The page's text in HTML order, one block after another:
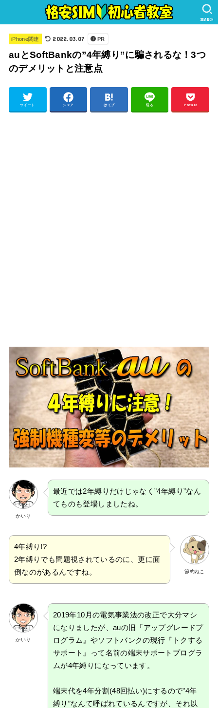
SEARCH
iPhone関連 2022.03.07 PR
auとSoftBankの”4年縛り”に騙されるな！3つ
のデメリットと注意点
ツイート シェア はてブ 送る Pocket
かいり
最近では2年縛りだけじゃなく”4年縛り”なん
てものも登場しましたね。
節約ねこ
4年縛り!?
2年縛りでも問題視されているのに、更に面
倒なのがあるんですね。
かいり
2019年10月の電気事業法の改正で大分マシ
になりましたが、auの旧『アップグレードプ
ログラム』やソフトバンクの現行『トクする
サポート』って名前の端末サポートプログラ
ムが4年縛りになっています。
端末代を4年分割(48回払い)にするので”4年
縛り”なんて呼ばれているんですが、それ以